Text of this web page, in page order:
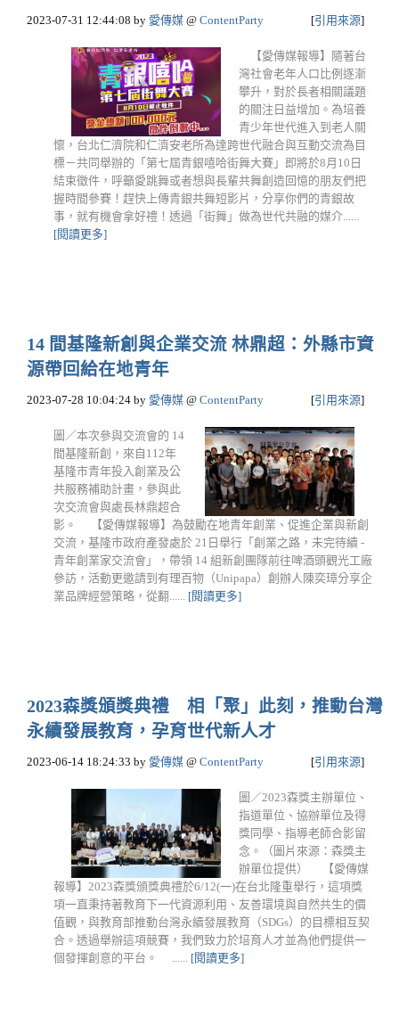
2023-07-31 12:44:08 by 愛傳媒 @ ContentParty [引用來源]
【愛傳媒報導】隨著台
灣社會老年人口比例逐漸
攀升，對於長者相關議題
的關注日益增加。為培養
青少年世代進入到老人關
懷，台北仁濟院和仁濟安老所為達跨世代融合與互動交流為目
標－共同舉辦的「第七屆青銀嘻哈街舞大賽」即將於8月10日
結束徵件，呼籲愛跳舞或者想與長輩共舞創造回憶的朋友們把
握時間參賽！趕快上傳青銀共舞短影片，分享你們的青銀故
事，就有機會拿好禮！透過「街舞」做為世代共融的媒介......
[閱讀更多]
14 間基隆新創與企業交流 林鼎超：外縣市資
源帶回給在地青年
2023-07-28 10:04:24 by 愛傳媒 @ ContentParty [引用來源]
圖／本次參與交流會的 14
間基隆新創，來自112年
基隆市青年投入創業及公
共服務補助計畫，參與此
次交流會與處長林鼎超合
影。 【愛傳媒報導】為鼓勵在地青年創業、促進企業與新創
交流，基隆市政府產發處於 21日舉行「創業之路，未完待續 -
青年創業家交流會」，帶領 14 組新創團隊前往啤酒頭觀光工廠
參訪，活動更邀請到有理百物（Unipapa）創辦人陳奕璋分享企
業品牌經營策略，從翻...... [閱讀更多]
2023森獎頒獎典禮 相「聚」此刻，推動台灣
永續發展教育，孕育世代新人才
2023-06-14 18:24:33 by 愛傳媒 @ ContentParty [引用來源]
圖／2023森獎主辦單位、
指道單位、協辦單位及得
獎同學、指導老師合影留
念。（圖片來源：森獎主
辦單位提供） 【愛傳媒
報導】2023森獎頒獎典禮於6/12(一)在台北隆重舉行，這項獎
項一直秉持著教育下一代資源利用、友善環境與自然共生的價
值觀，與教育部推動台灣永續發展教育（SDGs）的目標相互契
合。透過舉辦這項競賽，我們致力於培育人才並為他們提供一
個發揮創意的平台。 ...... [閱讀更多]